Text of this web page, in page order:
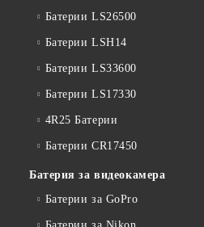
Батерии LS26500
Батерии LSH14
Батерии LS33600
Батерии LS17330
4R25 Батерии
Батерии CR17450
Батерия за видеокамера
Батерии за GoPro